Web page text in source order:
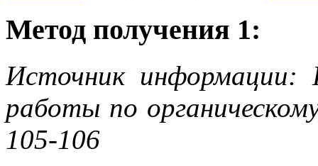
Метод получения 1:
Источник информации:
работы по
105-106